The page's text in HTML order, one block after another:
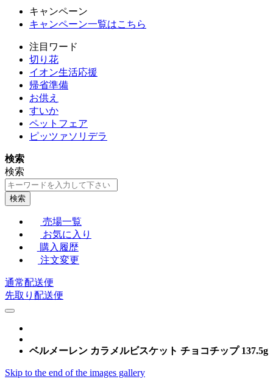
キャンペーン
キャンペーン一覧はこちら
注目ワード
切り花
イオン生活応援
帰省準備
お供え
すいか
ペットフェア
ピッツァソリデラ
検索
検索
検索
売場一覧
お気に入り
購入履歴
注文変更
通常配送便
先取り配送便
ベルメーレン カラメルビスケット チョコチップ 137.5g
Skip to the end of the images gallery